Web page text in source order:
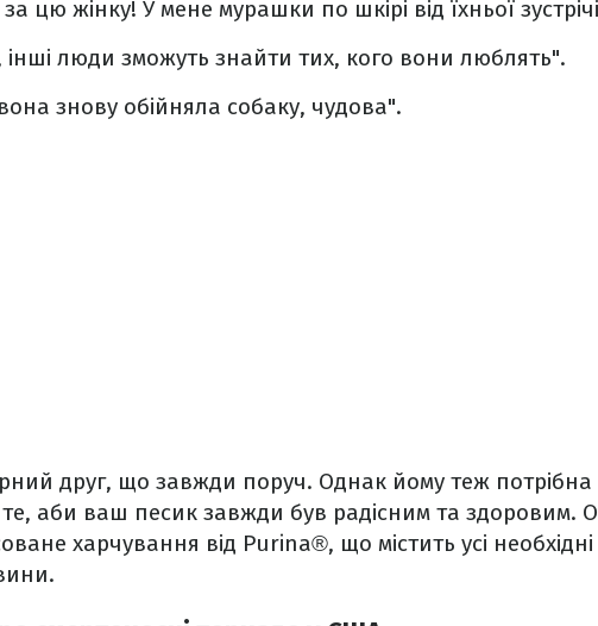
цю жінку! У мене мурашки по шкірі від їхньої
інші люди зможуть знайти тих, кого вони люблять".
знову обійняла собаку, чудова".
друг, що завжди поруч. Однак йому теж
аби ваш песик завжди був радісним та здоровим.
харчування від Purina®, що містить усі